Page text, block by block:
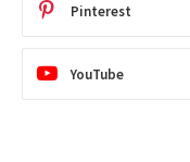
Pinterest
YouTube